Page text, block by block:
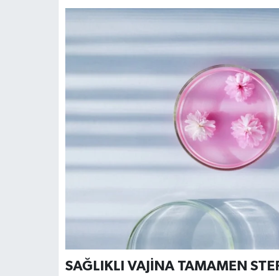
SAĞLIKLI VAJİNA TAMAMEN